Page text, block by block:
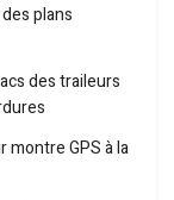
plans
des traileurs
GPS à la